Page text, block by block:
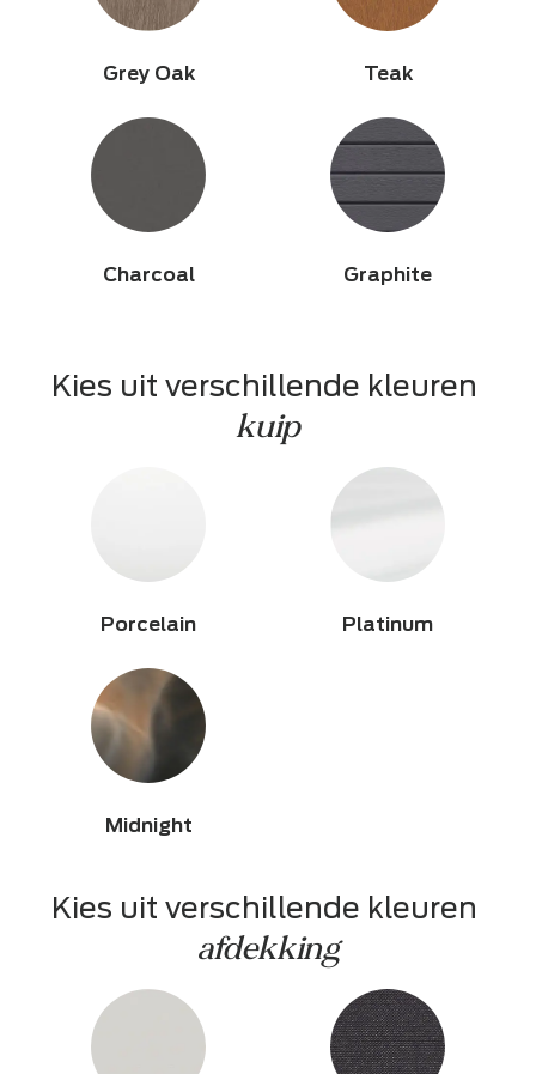
Grey Oak Teak
Charcoal Graphite
kuip
Porcelain Platinum
Midnight
afdekking